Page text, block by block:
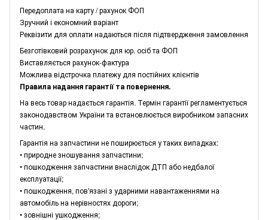
Передоплата на карту / рахунок ФОП
Зручний і економний варіант
Реквізити для оплати надаються після підтвердження замовлення
Безготівковий розрахунок для юр. осіб та ФОП
Виставляється рахунок-фактура
Можлива відстрочка платежу для постійних клієнтів
Правила надання гарантії та повернення.
На весь товар надається гарантія. Термін гарантії регламентується
законодавством України та встановлюється виробником запасних
частин.
Гарантія на запчастини не поширюється у таких випадках:
• природне зношування запчастини;
• пошкодження запчастини внаслідок ДТП або недбалої
експлуатації;
• пошкодження, пов'язані з ударними навантаженнями на
автомобіль на нерівностях дороги;
• зовнішні ушкодження;